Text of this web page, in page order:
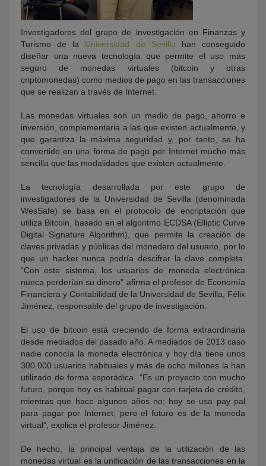
Investigadores del grupo de investigación en Finanzas y
Turismo de la Universidad de Sevilla han conseguido
diseñar una nueva tecnología que permite el uso más
seguro de monedas virtuales (bitcoin y otras
criptomonedas) como medios de pago en las transacciones
que se realizan a través de Internet.
Las monedas virtuales son un medio de pago, ahorro e
inversión, complementaria a las que existen actualmente, y
que garantiza la máxima seguridad y, por tanto, se ha
convertido en una forma de pago por Internet mucho más
sencilla que las modalidades que existen actualmente.
La tecnología desarrollada por este grupo de
investigadores de la Universidad de Sevilla (denominada
WesSafe) se basa en el protocolo de encriptación que
utiliza Bitcoin, basado en el algoritmo ECDSA (Elliptic Curve
Digital Signature Algorithm), que permite la creación de
claves privadas y públicas del monedero del usuario, por lo
que un hacker nunca podría descifrar la clave completa.
“Con este sistema, los usuarios de moneda electrónica
nunca perderían su dinero” afirma el profesor de Economía
Financiera y Contabilidad de la Universidad de Sevilla, Félix
Jiménez, responsable del grupo de investigación.
El uso de bitcoin está creciendo de forma extraordinaria
desde mediados del pasado año. A mediados de 2013 caso
nadie conocía la moneda electrónica y hoy día tiene unos
300.000 usuarios habituales y más de ocho millones la han
utilizado de forma esporádica. “Es un proyecto con mucho
futuro, porque hoy es habitual pagar con tarjeta de crédito,
mientras que hace algunos años no; hoy se usa pay pal
para pagar por Internet, pero el futuro es de la moneda
virtual”, explica el profesor Jiménez.
De hecho, la principal ventaja de la utilización de las
monedas virtual es la unificación de las transacciones en la